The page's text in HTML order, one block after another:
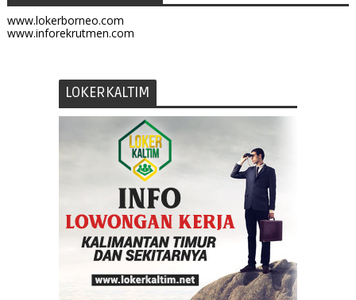
www.lokerborneo.com
www.inforekrutmen.com
LOKERKALTIM